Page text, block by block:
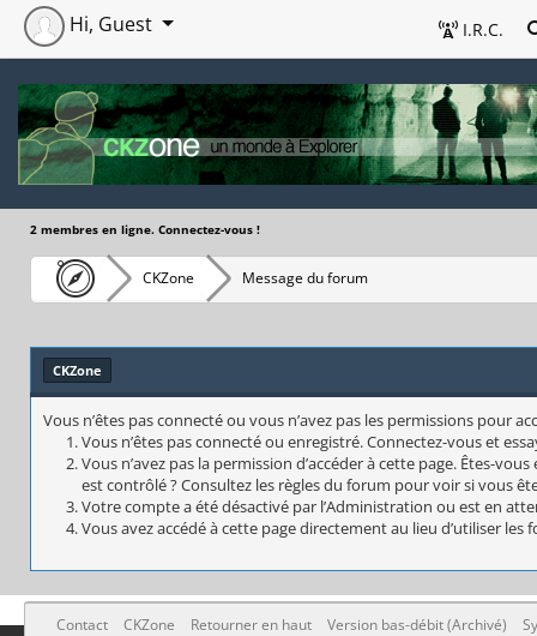
I.R.C.
Hi, Guest
2 membres en ligne. Connectez-vous !
CKZone Message du forum
CKZone
Vous n’êtes pas connecté ou vous n’avez pas les permissions pour
Vous n’êtes pas connecté ou enregistré. Connectez-vous et
Vous n’avez pas la permission d’accéder à cette page. Êtes-
est contrôlé ? Consultez les règles du forum pour voir si vous
Votre compte a été désactivé par l’Administration ou est en
Vous avez accédé à cette page directement au lieu d’utiliser
Contact CKZone Retourner en haut Version bas-débit (Archivé)